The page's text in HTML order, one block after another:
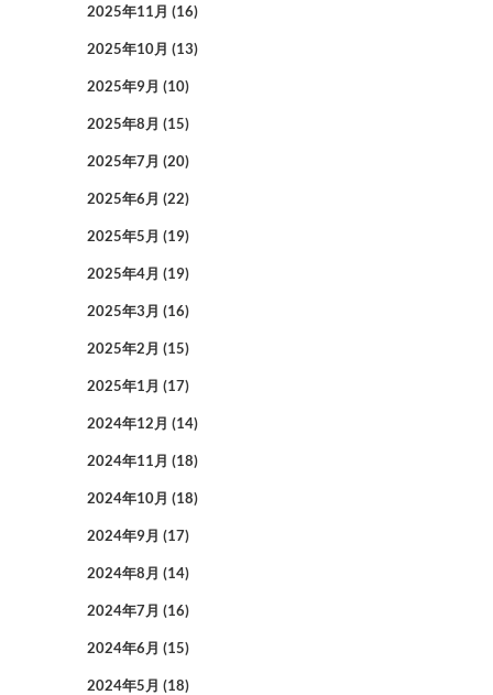
2025年11月 (16)
2025年10月 (13)
2025年9月 (10)
2025年8月 (15)
2025年7月 (20)
2025年6月 (22)
2025年5月 (19)
2025年4月 (19)
2025年3月 (16)
2025年2月 (15)
2025年1月 (17)
2024年12月 (14)
2024年11月 (18)
2024年10月 (18)
2024年9月 (17)
2024年8月 (14)
2024年7月 (16)
2024年6月 (15)
2024年5月 (18)